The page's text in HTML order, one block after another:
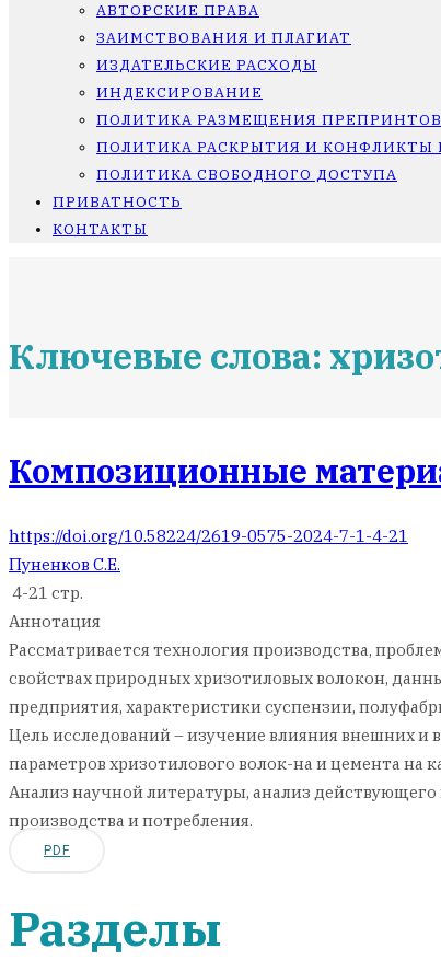
АВТОРСКИЕ ПРАВА
ЗАИМСТВОВАНИЯ И ПЛАГИАТ
ИЗДАТЕЛЬСКИЕ РАСХОДЫ
ИНДЕКСИРОВАНИЕ
ПОЛИТИКА РАЗМЕЩЕНИЯ
ПОЛИТИКА РАСКРЫТИЯ И КОНФЛИКТЫ
ПОЛИТИКА СВОБОДНОГО ДОСТУПА
ПРИВАТНОСТЬ
КОНТАКТЫ
Ключевые слова:
Композиционные
https://doi.org/10.58224/2619-0575-2024-7-1-4-21
Пуненков С.Е.
4-21 стр.
Аннотация
Рассматривается технология производства,
свойствах природных хризотиловых волокон,
предприятия, характеристики суспензии,
Цель исследований – изучение влияния внешних и
параметров хризотилового волок-на и цемента на
Анализ научной литературы, анализ
производства и потребления.
PDF
Разделы